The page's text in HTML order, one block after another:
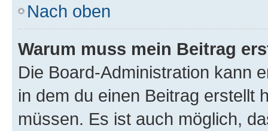
Nach oben
Warum muss mein Beitrag
Die Board-Administration kann
in dem du einen Beitrag erstellt
müssen. Es ist auch möglich,